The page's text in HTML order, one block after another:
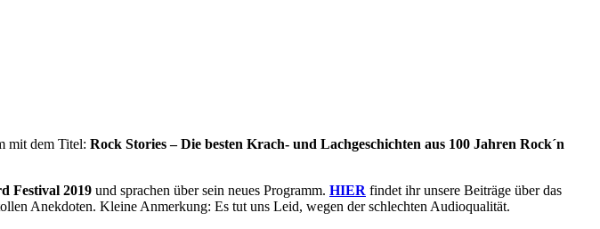
mit dem Titel: Rock Stories – Die besten Krach- und Lachgeschichten aus 100 Jahren Rock´n
Festival 2019 und sprachen über sein neues Programm. HIER findet ihr unsere Beiträge über das
Anekdoten. Kleine Anmerkung: Es tut uns Leid, wegen der schlechten Audioqualität.